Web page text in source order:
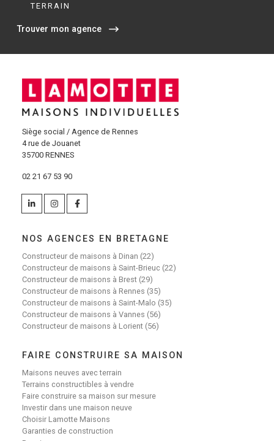
TERRAIN
Trouver mon agence
Siège social / Agence de Rennes
4 rue de Jouanet
35700 RENNES
02 21 67 53 90
NOS AGENCES EN BRETAGNE
Constructeur de maisons à Dinan (22)
Constructeur de maisons à Saint-Brieuc (22)
Constructeur de maisons à Brest (29)
Constructeur de maisons à Rennes (35)
Constructeur de maisons à Saint-Malo (35)
Constructeur de maisons à Vannes (56)
Constructeur de maisons à Lorient (56)
FAIRE CONSTRUIRE SA MAISON
Maisons neuves avec terrain
Terrains constructibles à vendre
Faire construire sa maison sur mesure
Investir dans une maison neuve
Choisir Lamotte Maisons
Garanties de construction